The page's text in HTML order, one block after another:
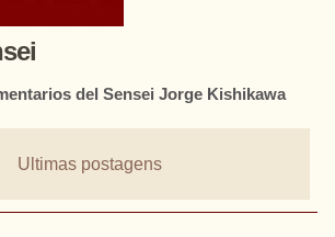
del Sensei Jorge Kishikawa
Ultimas postagens